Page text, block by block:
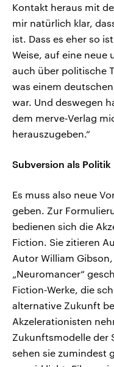
Kontakt heraus mit
mir natürlich klar,
ist. Dass es eher so
Weise, auf eine neue
auch über politische
was einem
war. Und deswegen
dem merve-Verlag
herauszugeben.“
Subversion als
Es muss also neue
geben. Zur
bedienen sich die
Fiction. Sie zitieren
Autor William Gibson,
„Neuromancer“
Fiction‑Werke, die
alternative Zukunft
Akzelerationisten
Zukunftsmodelle der
sehen sie zumindest